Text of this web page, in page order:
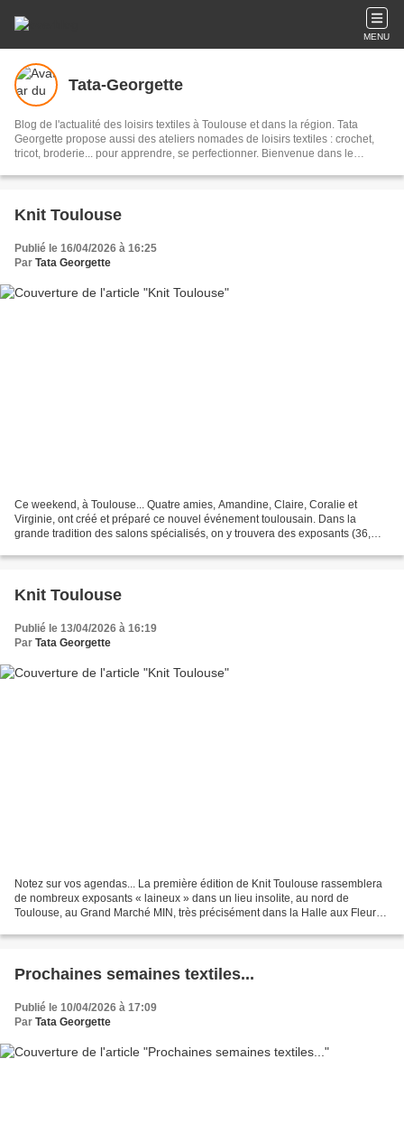
MENU
Tata-Georgette
Blog de l'actualité des loisirs textiles à Toulouse et dans la région. Tata
Georgette propose aussi des ateliers nomades de loisirs textiles : crochet,
tricot, broderie... pour apprendre, se perfectionner. Bienvenue dans le
Knit Toulouse
Publié le 16/04/2026 à 16:25
Par Tata Georgette
Ce weekend, à Toulouse... Quatre amies, Amandine, Claire, Coralie et
Virginie, ont créé et préparé ce nouvel événement toulousain. Dans la
grande tradition des salons spécialisés, on y trouvera des exposants (36,
Knit Toulouse
Publié le 13/04/2026 à 16:19
Par Tata Georgette
Notez sur vos agendas... La première édition de Knit Toulouse rassemblera
de nombreux exposants « laineux » dans un lieu insolite, au nord de
Toulouse, au Grand Marché MIN, très précisément dans la Halle aux Fleurs
Prochaines semaines textiles...
Publié le 10/04/2026 à 17:09
Par Tata Georgette